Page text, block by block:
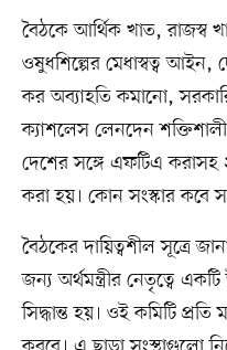
বৈঠকে আর্থিক খাত, রাজস্ব
ওষুধশিল্পের মেধাস্বত্ব
কর অব্যাহতি কমানো,
ক্যাশলেস লেনদেন
দেশের সঙ্গে এফটিএ করাসহ
করা হয়। কোন সংস্কার কবে
বৈঠকের দায়িত্বশীল সূত্রে
জন্য অর্থমন্ত্রীর নেতৃত্বে
সিদ্ধান্ত হয়। ওই কমিটি প্রতি